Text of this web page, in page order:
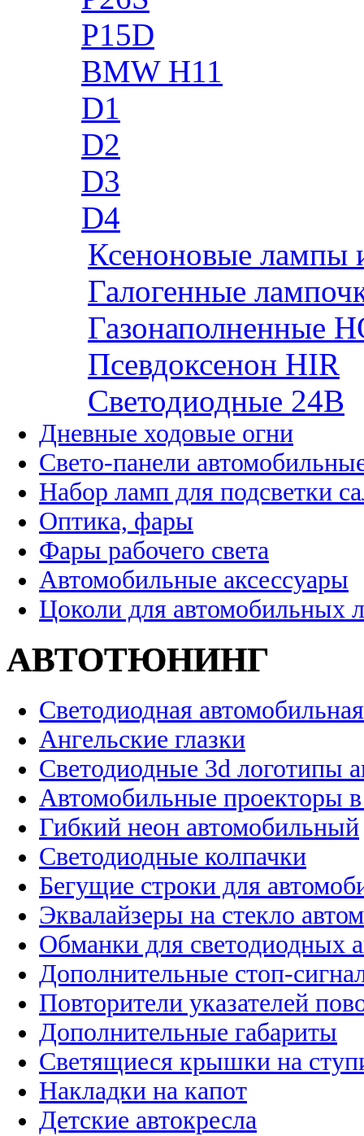
P15D
BMW H11
D1
D2
D3
D4
Ксеноновые лампы
Галогенные
Газонаполненные
Псевдоксенон HIR
Cветодиодные 24B
Дневные ходовые огни
Свето-панели
Набор ламп для подсветки
Оптика, фары
Фары рабочего света
Автомобильные аксессуары
Цоколи для автомобильных
АВТОТЮНИНГ
Светодиодная
Ангельские глазки
Светодиодные 3d логотипы
Автомобильные проекторы
Гибкий неон автомобильный
Светодиодные колпачки
Бегущие строки для
Эквалайзеры на стекло
Обманки для светодиодных
Дополнительные стоп-
Повторители указателей
Дополнительные габариты
Светящиеся крышки на
Накладки на капот
Детские автокресла